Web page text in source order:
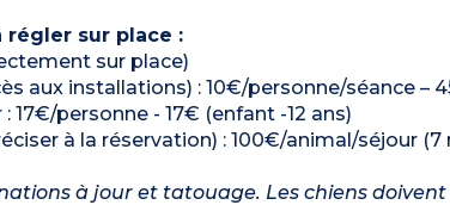
régler sur place :
sur place)
aux installations) : 10€/personne/séance –
17€/personne - 17€ (enfant -12 ans)
à la réservation) : 100€/animal/séjour
à jour et tatouage. Les chiens